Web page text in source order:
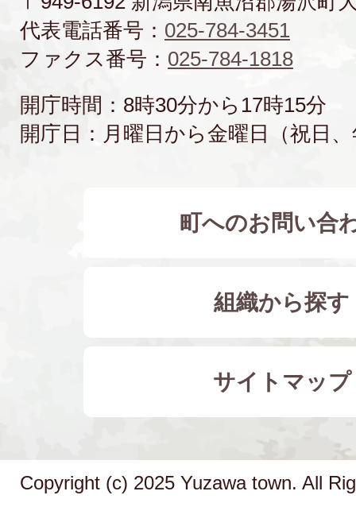
代表電話番号： 025-784-3451
ファクス番号： 025-784-1818
開庁時間：8時30分から17時15分
開庁日：月曜日から金曜日（祝日
町へのお問い合
組織から探す
サイトマップ
Copyright (c) 2025 Yuzawa town. All